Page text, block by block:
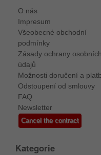
O nás
Impresum
Všeobecné obchodní
podmínky
Zásady ochrany osobních
údajů
Možnosti doručení a
Odstoupení od smlouvy
FAQ
Newsletter
Cancel the contract
Kategorie